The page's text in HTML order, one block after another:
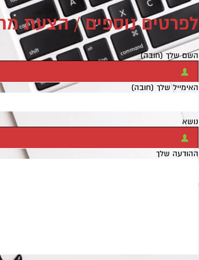
לפרטים נוספים / הצעת
השם שלך (חובה)
האימייל שלך (חובה)
נושא
ההודעה שלך